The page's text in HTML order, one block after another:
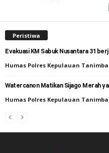
Peristiwa
Evakuasi KM Sabuk Nusantara 31
Humas Polres Kepulauan
Watercanon Matikan Sijago Merah
Humas Polres Kepulauan